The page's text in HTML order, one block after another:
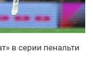
в серии пенальти